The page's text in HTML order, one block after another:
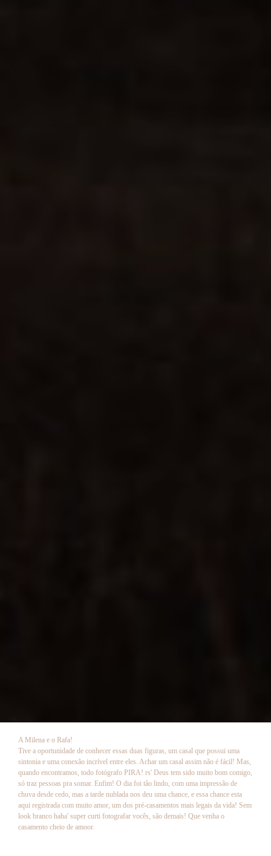
A Milena e o Rafa!
Tive a oportunidade de conhecer essas duas figuras, um casal que possui uma
sintonia e uma conexão incrível entre eles. Achar um casal assim não é fácil! Mas,
quando encontramos, todo fotógrafo PIRA! rs' Deus tem sido muito bom comigo,
só traz pessoas pra somar. Enfim! O dia foi tão lindo, com uma impressão de
chuva desde cedo, mas a tarde nublada nos deu uma chance, e essa chance esta
aqui registrada com muito amor, um dos pré-casamentos mais legais da vida! Sem
look branco haha' super curti fotografar vocês, são demais! Que venha o
casamento cheio de amoor.